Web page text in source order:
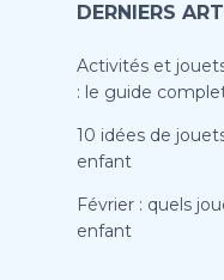
DERNIERS
Activités et
: le guide
10 idées de
enfant
Février : quels
enfant